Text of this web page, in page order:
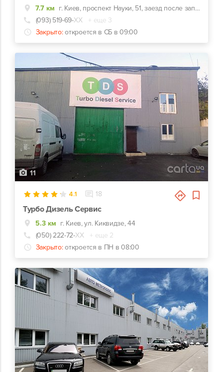
7.7 км
г. Киев, проспект Науки, 51, заезд после заправки WOG
(093) 519-69-ХХ
+ еще 3
Закрыто: откроется в СБ в 09:00
11
4.1 18
Турбо Дизель Сервис
5.3 км г. Киев, ул. Киквидзе, 44
(050) 222-72-ХХ
+ еще 2
Закрыто: откроется в ПН в 08:00